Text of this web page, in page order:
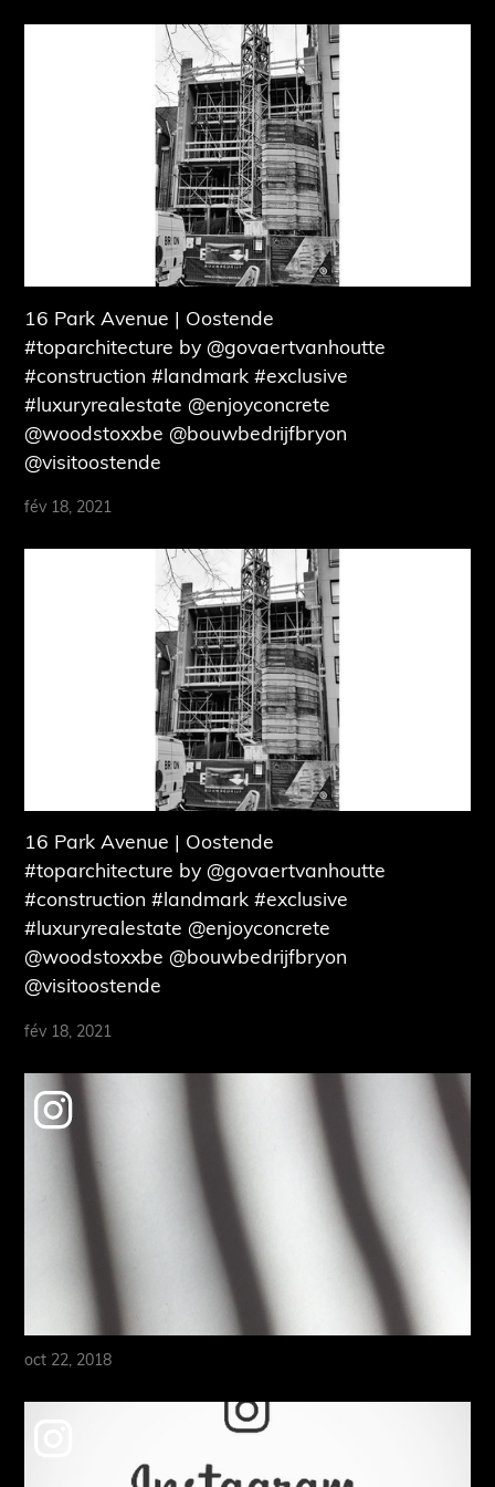
16 Park Avenue | Oostende
#toparchitecture by @govaertvanhoutte
#construction #landmark #exclusive
#luxuryrealestate @enjoyconcrete
@woodstoxxbe @bouwbedrijfbryon
@visitoostende
fév 18, 2021
16 Park Avenue | Oostende
#toparchitecture by @govaertvanhoutte
#construction #landmark #exclusive
#luxuryrealestate @enjoyconcrete
@woodstoxxbe @bouwbedrijfbryon
@visitoostende
fév 18, 2021
oct 22, 2018